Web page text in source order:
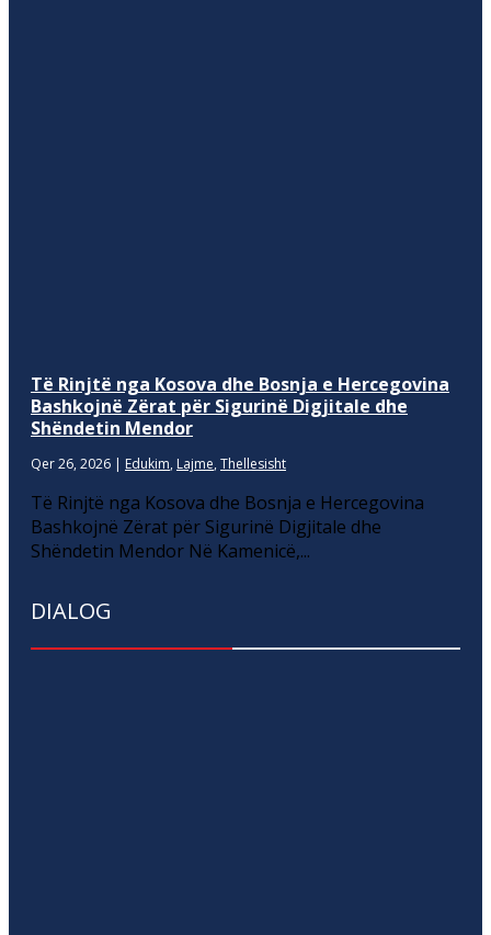
Të Rinjtë nga Kosova dhe Bosnja e Hercegovina
Bashkojnë Zërat për Sigurinë Digjitale dhe
Shëndetin Mendor
Qer 26, 2026 | Edukim, Lajme, Thellesisht
Të Rinjtë nga Kosova dhe Bosnja e Hercegovina
Bashkojnë Zërat për Sigurinë Digjitale dhe
Shëndetin Mendor Në Kamenicë,...
DIALOG